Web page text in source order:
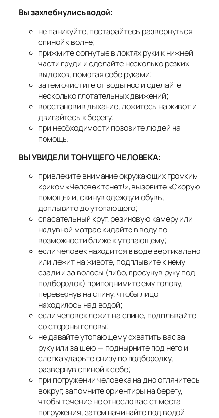
Вы захлебнулись водой:
не паникуйте, постарайтесь развернуться
спиной к волне;
прижмите согнутые в локтях руки к нижней
части груди и сделайте несколько резких
выдохов, помогая себе руками;
затем очистите от воды нос и сделайте
несколько глотательных движений;
восстановив дыхание, ложитесь на живот и
двигайтесь к берегу;
при необходимости позовите людей на
помощь.
ВЫ УВИДЕЛИ ТОНУЩЕГО ЧЕЛОВЕКА:
привлеките внимание окружающих громким
криком «Человек тонет!», вызовите «Скорую
помощь» и, скинув одежду и обувь,
доплывите до утопающего;
спасательный круг, резиновую камеру или
надувной матрас кидайте в воду по
возможности ближе к утопающему;
если человек находится в воде вертикально
или лежит на животе, подплывите к нему
сзади и за волосы (либо, просунув руку под
подбородок) приподнимите ему голову,
перевернув на спину, чтобы лицо
находилось над водой;
если человек лежит на спине, подплывайте
со стороны головы;
не давайте утопающему схватить вас за
руку или за шею — поднырните под него и
слегка ударьте снизу по подбородку,
развернув спиной к себе;
при погружении человека на дно оглянитесь
вокруг, запомните ориентиры на берегу,
чтобы течение не отнесло вас от места
погружения, затем начинайте под водой